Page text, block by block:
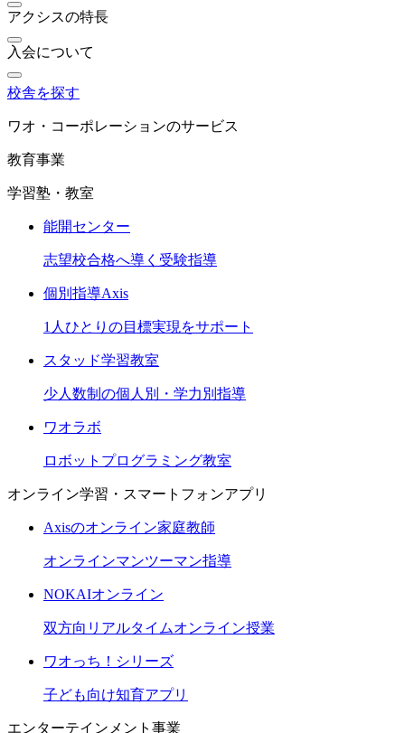
アクシスの特長
入会について
校舎を探す
ワオ・コーポレーションのサービス
教育事業
学習塾・教室
能開センター
志望校合格へ導く受験指導
個別指導Axis
1人ひとりの目標実現をサポート
スタッド学習教室
少人数制の個人別・学力別指導
ワオラボ
ロボットプログラミング教室
オンライン学習・スマートフォンアプリ
Axisのオンライン家庭教師
オンラインマンツーマン指導
NOKAIオンライン
双方向リアルタイムオンライン授業
ワオっち！シリーズ
子ども向け知育アプリ
エンターテインメント事業